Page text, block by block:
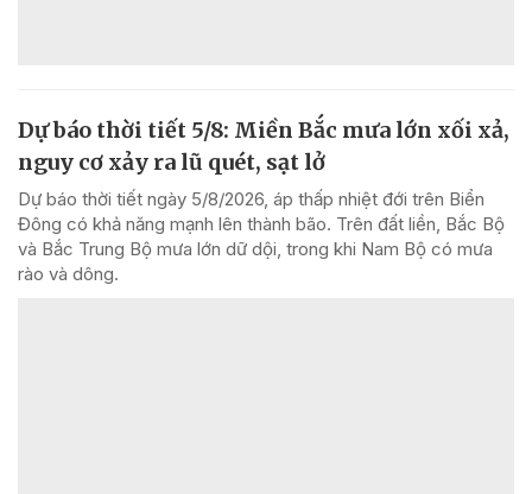
Dự báo thời tiết 5/8: Miền Bắc mưa lớn xối xả,
nguy cơ xảy ra lũ quét, sạt lở
Dự báo thời tiết ngày 5/8/2026, áp thấp nhiệt đới trên Biển
Đông có khả năng mạnh lên thành bão. Trên đất liền, Bắc Bộ
và Bắc Trung Bộ mưa lớn dữ dội, trong khi Nam Bộ có mưa
rào và dông.